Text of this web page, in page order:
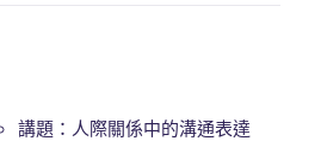
講題：人際關係中的溝通表達